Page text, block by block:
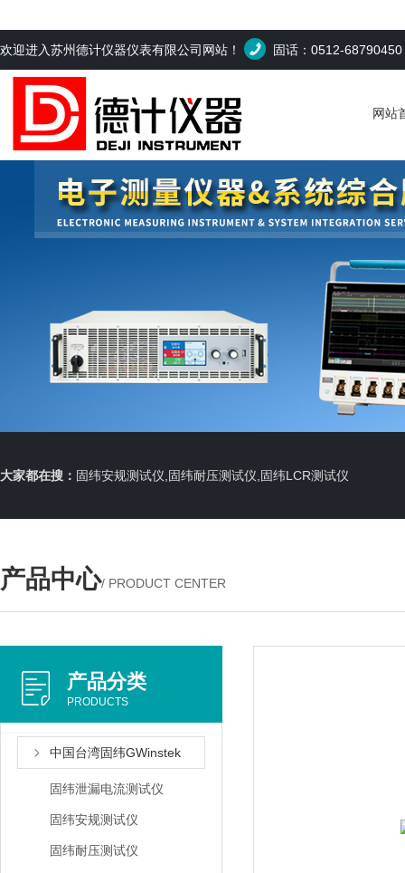
欢迎进入苏州德计仪器仪表有限公司网站！ 固话：0512-68790450
网站
大家都在搜： 固纬安规测试仪,固纬耐压测试仪,固纬LCR测试仪
产品中心/ PRODUCT CENTER
产品分类
PRODUCTS
中国台湾固纬GWinstek
固纬泄漏电流测试仪
固纬安规测试仪
固纬耐压测试仪